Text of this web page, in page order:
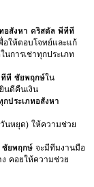
อสังหา คริสตัล พีทีที
อให้ตอบโจทย์และแก้
การเช่าทุกประเภท
ทีที ชัยพฤกษ์ใน
นดีคืนเงิน
กประเภทอสังหา
นหยุด) ให้ความช่วย
ชัยพฤกษ์ จะมีทีมงานมือ
คอยให้ความช่วย